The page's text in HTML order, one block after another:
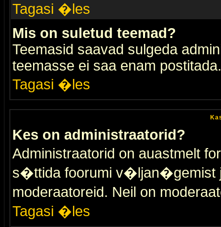
Tagasi �les
Mis on suletud teemad?
Teemasid saavad sulgeda
teemasse ei saa enam postitada.
Tagasi �les
Kes on administraatorid?
Administraatorid on auastmelt
s�ttida foorumi v�ljan�gemist
moderaatoreid. Neil on
Tagasi �les